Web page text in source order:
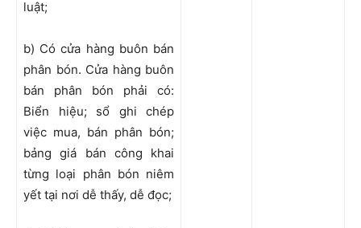
luật;
b) Có cửa hàng buôn bán
phân bón. Cửa hàng buôn
bán phân bón phải có:
Biển hiệu; sổ ghi chép
việc mua, bán phân bón;
bảng giá bán công khai
từng loại phân bón niêm
yết tại nơi dễ thấy, dễ đọc;